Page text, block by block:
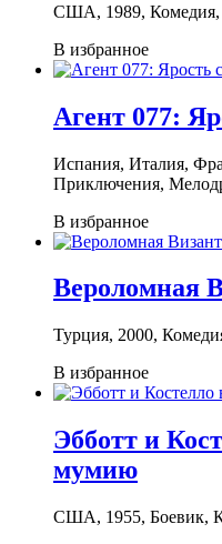
США, 1989,
В избранное
Агент 077:
Испания, Италия,
Приключения,
В избранное
Вероломная
Турция, 2000,
В избранное
Эбботт и
мумию
США, 1955, Боевик,